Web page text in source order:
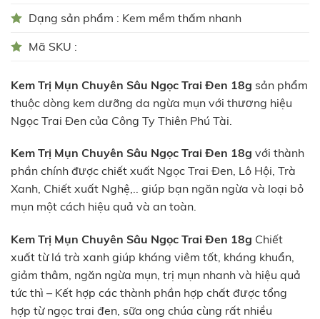
Dạng sản phẩm : Kem mềm thấm nhanh
Mã SKU :
Kem Trị Mụn Chuyên Sâu Ngọc Trai Đen 18g sản phẩm
thuộc dòng kem dưỡng da ngừa mụn với thương hiệu
Ngọc Trai Đen của Công Ty Thiên Phú Tài.
Kem Trị Mụn Chuyên Sâu Ngọc Trai Đen 18g với thành
phần chính được chiết xuất Ngọc Trai Đen, Lô Hội, Trà
Xanh, Chiết xuất Nghệ,.. giúp bạn ngăn ngừa và loại bỏ
mụn một cách hiệu quả và an toàn.
Kem Trị Mụn Chuyên Sâu Ngọc Trai Đen 18g Chiết
xuất từ lá trà xanh giúp kháng viêm tốt, kháng khuẩn,
giảm thâm, ngăn ngừa mụn, trị mụn nhanh và hiệu quả
tức thì – Kết hợp các thành phần hợp chất được tổng
hợp từ ngọc trai đen, sữa ong chúa cùng rất nhiều